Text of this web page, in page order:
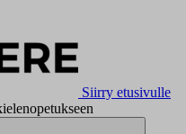
Siirry etusivulle